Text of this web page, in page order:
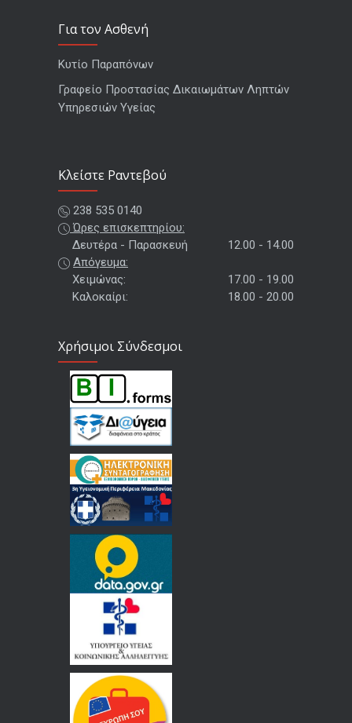
Για τον Ασθενή
Κυτίο Παραπόνων
Γραφείο Προστασίας Δικαιωμάτων Ληπτών
Υπηρεσιών Υγείας
Kλείστε Ραντεβού
238 535 0140
Ώρες επισκεπτηρίου:
Δευτέρα - Παρασκευή
12.00 - 14.00
Απόγευμα:
Χειμώνας:
17.00 - 19.00
Καλοκαίρι:
18.00 - 20.00
Χρήσιμοι Σύνδεσμοι